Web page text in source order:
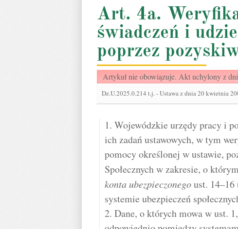
Art. 4a.
świadczeń i
poprzez
Artykuł nie obowiązuje. Akt uchylony z
Dz.U.2025.0.214 t.j.-Ustawa z dnia 20 kwietnia
1. Wojewódzkie urzędy pracy i
ich zadań ustawowych, w tym
pomocy określonej w ustawie,
Społecznych w zakresie, o
konta ubezpieczonegoust.
systemie ubezpieczeń
2. Dane, o których mowa w ust.